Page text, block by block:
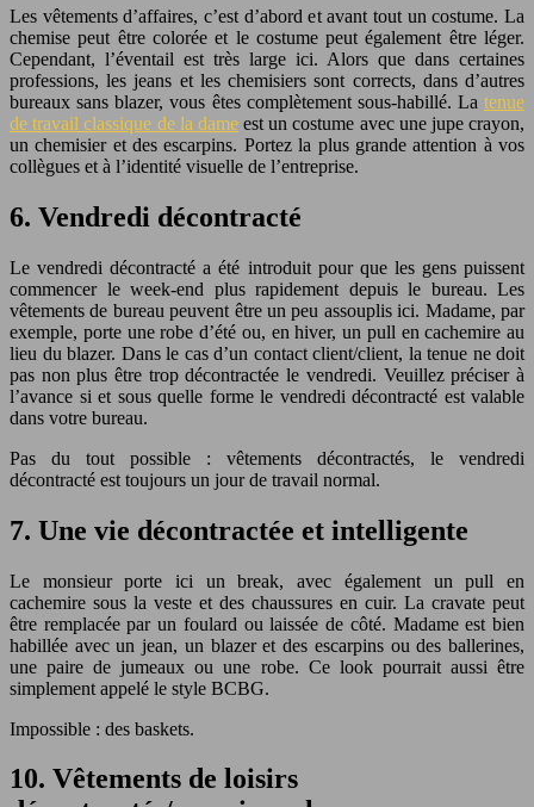
Les vêtements d’affaires, c’est d’abord et avant tout un costume. La
chemise peut être colorée et le costume peut également être léger.
Cependant, l’éventail est très large ici. Alors que dans certaines
professions, les jeans et les chemisiers sont corrects, dans d’autres
bureaux sans blazer, vous êtes complètement sous-habillé. La tenue
de travail classique de la dameest un costume avec une jupe crayon,
un chemisier et des escarpins. Portez la plus grande attention à vos
collègues et à l’identité visuelle de l’entreprise.
6. Vendredi décontracté
Le vendredi décontracté a été introduit pour que les gens puissent
commencer le week-end plus rapidement depuis le bureau. Les
vêtements de bureau peuvent être un peu assouplis ici. Madame, par
exemple, porte une robe d’été ou, en hiver, un pull en cachemire au
lieu du blazer. Dans le cas d’un contact client/client, la tenue ne doit
pas non plus être trop décontractée le vendredi. Veuillez préciser à
l’avance si et sous quelle forme le vendredi décontracté est valable
dans votre bureau.
Pas du tout possible : vêtements décontractés, le vendredi
décontracté est toujours un jour de travail normal.
7. Une vie décontractée et intelligente
Le monsieur porte ici un break, avec également un pull en
cachemire sous la veste et des chaussures en cuir. La cravate peut
être remplacée par un foulard ou laissée de côté. Madame est bien
habillée avec un jean, un blazer et des escarpins ou des ballerines,
une paire de jumeaux ou une robe. Ce look pourrait aussi être
simplement appelé le style BCBG.
Impossible : des baskets.
10. Vêtements de loisirs